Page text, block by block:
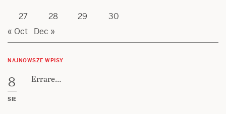
27
28 29
30
« Oct
Dec »
NAJNOWSZE WPISY
8
SIE
Errare…